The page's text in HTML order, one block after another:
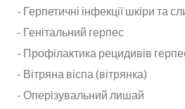
- Герпетичні інфекції шкіри та
- Генітальний герпес
- Профілактика рецидивів
- Вітряна віспа (вітрянка)
- Оперізувальний лишай